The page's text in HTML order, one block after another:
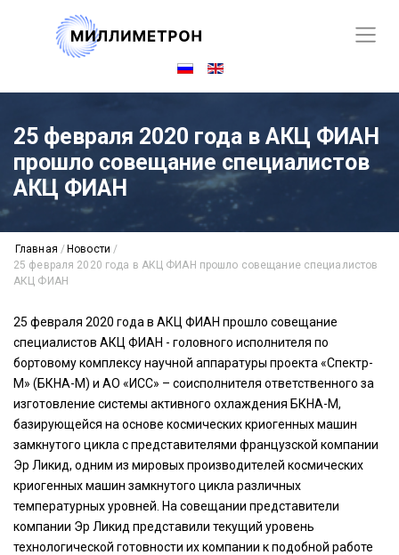
25 февраля 2020 года в АКЦ ФИАН
прошло совещание специалистов
АКЦ ФИАН
Главная / Новости /
25 февраля 2020 года в АКЦ ФИАН прошло совещание специалистов
АКЦ ФИАН
25 февраля 2020 года в АКЦ ФИАН прошло совещание
специалистов АКЦ ФИАН - головного исполнителя по
бортовому комплексу научной аппаратуры проекта «Спектр-
М» (БКНА-М) и АО «ИСС» – соисполнителя ответственного за
изготовление системы активного охлаждения БКНА-М,
базирующейся на основе космических криогенных машин
замкнутого цикла с представителями французской компании
Эр Ликид, одним из мировых производителей космических
криогенных машин замкнутого цикла различных
температурных уровней. На совещании представители
компании Эр Ликид представили текущий уровень
технологической готовности их компании к подобной работе